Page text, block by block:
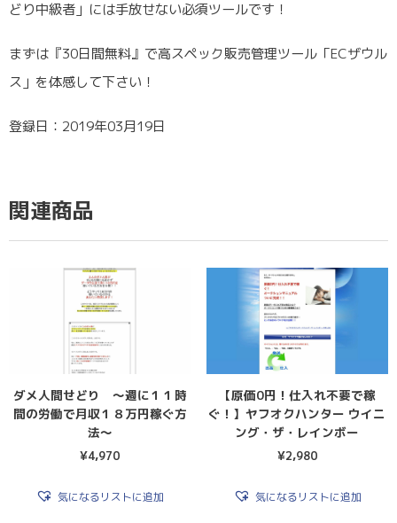
どり中級者」には手放せない必須ツールです！
まずは『30日間無料』で高スペック販売管理ツール「ECザウル
ス」を体感して下さい！
登録日：2019年03月19日
関連商品
ダメ人間せどり 〜週に１１時
間の労働で月収１８万円稼ぐ方
法〜
¥4,970
気になるリストに追加
【原価0円！仕入れ不要で稼
ぐ！】ヤフオクハンター ウイニ
ング・ザ・レインボー
¥2,980
気になるリストに追加